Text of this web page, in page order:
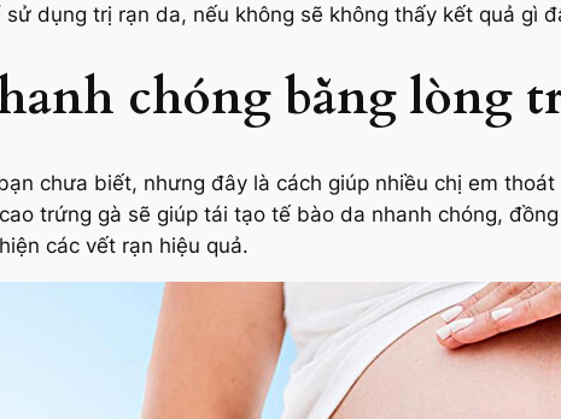
dụng trị rạn da, nếu không sẽ không thấy kết quả gì
chóng bằng lòng
chưa biết, nhưng đây là cách giúp nhiều chị em
trứng gà sẽ giúp tái tạo tế bào da nhanh chóng,
các vết rạn hiệu quả.